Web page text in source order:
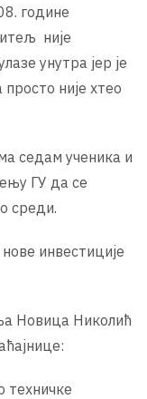
године
није
унутра јер је
није хтео
седам ученика и
ГУ да се
среди.
инвестиције
Новица Николић
техничке